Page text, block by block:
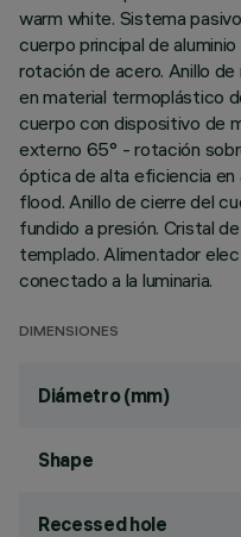
warm white. Sistema
cuerpo principal de
rotación de acero. Anillo
en material termoplástico
cuerpo con dispositivo de
externo 65° - rotación
óptica de alta eficiencia en
flood. Anillo de cierre del
fundido a presión. Cristal
templado. Alimentador
conectado a la luminaria.
DIMENSIONES
Diámetro (mm)
Shape
Recessed hole